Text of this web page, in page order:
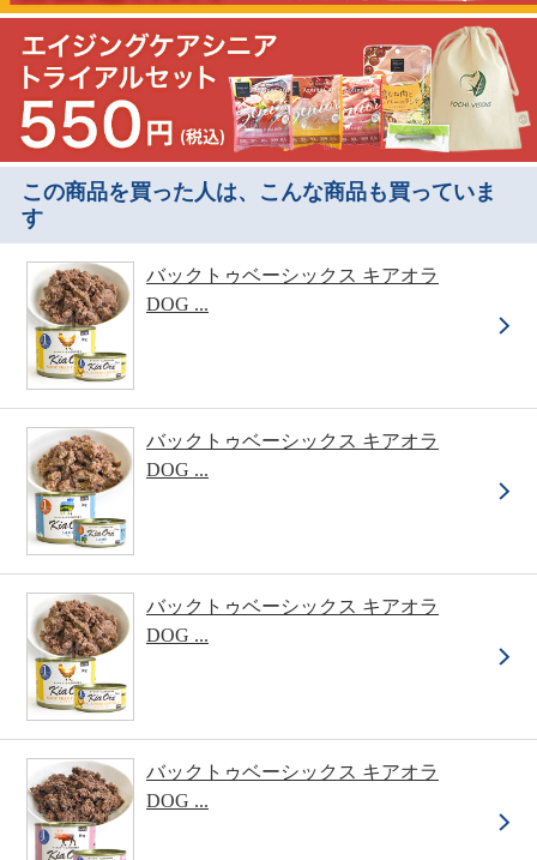
この商品を買った人は、こんな商品も買っていま
す
バックトゥベーシックス キアオラ
DOG ...
バックトゥベーシックス キアオラ
DOG ...
バックトゥベーシックス キアオラ
DOG ...
バックトゥベーシックス キアオラ
DOG ...